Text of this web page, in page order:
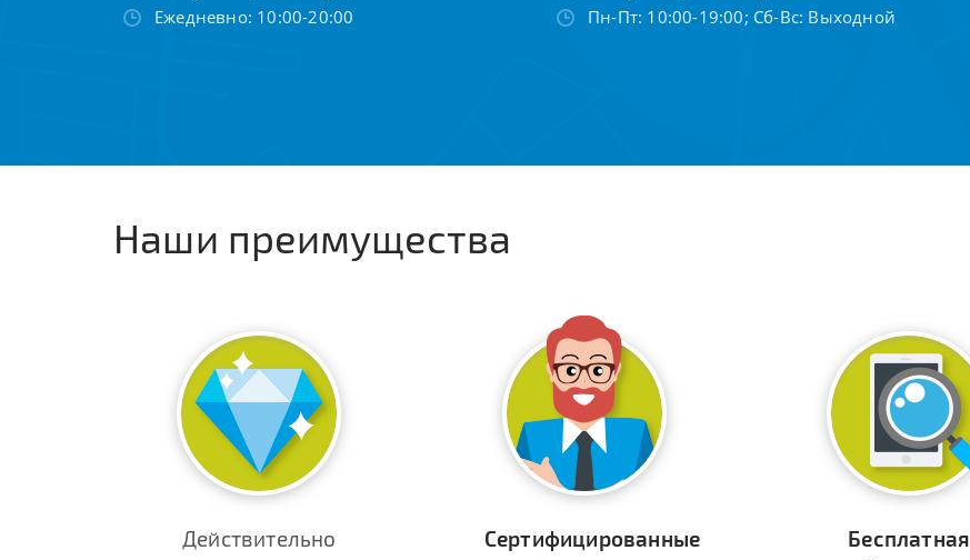
Ежедневно: 10:00-20:00
Пн-Пт: 10:00-19:00; Сб-Вс: Выходной
Наши преимущества
Действительно
Сертифицированные
Бесплатная